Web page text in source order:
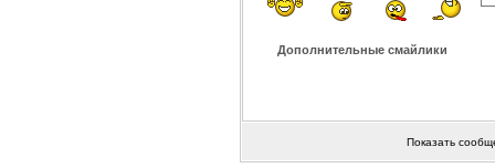
Дополнительные смайлики
Показать